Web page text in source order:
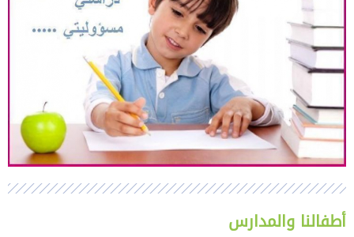
أطفالنا والمدارس